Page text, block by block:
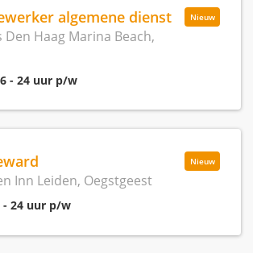
Nieuw
algemene dienst
Haag Marina Beach,
- 24 uur p/w
Nieuw
Inn Leiden, Oegstgeest
24 uur p/w